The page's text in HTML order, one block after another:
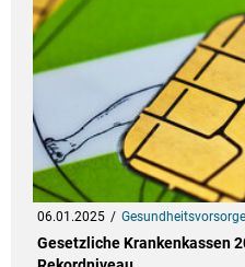
06.01.2025 Gesundheitsvorsorge
Gesetzliche Krankenkassen